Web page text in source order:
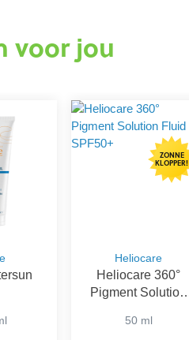
voor jou
ZONNE
KLOPPER!
Heliocare
Heliocare 360°
Pigment Solution
50 ml